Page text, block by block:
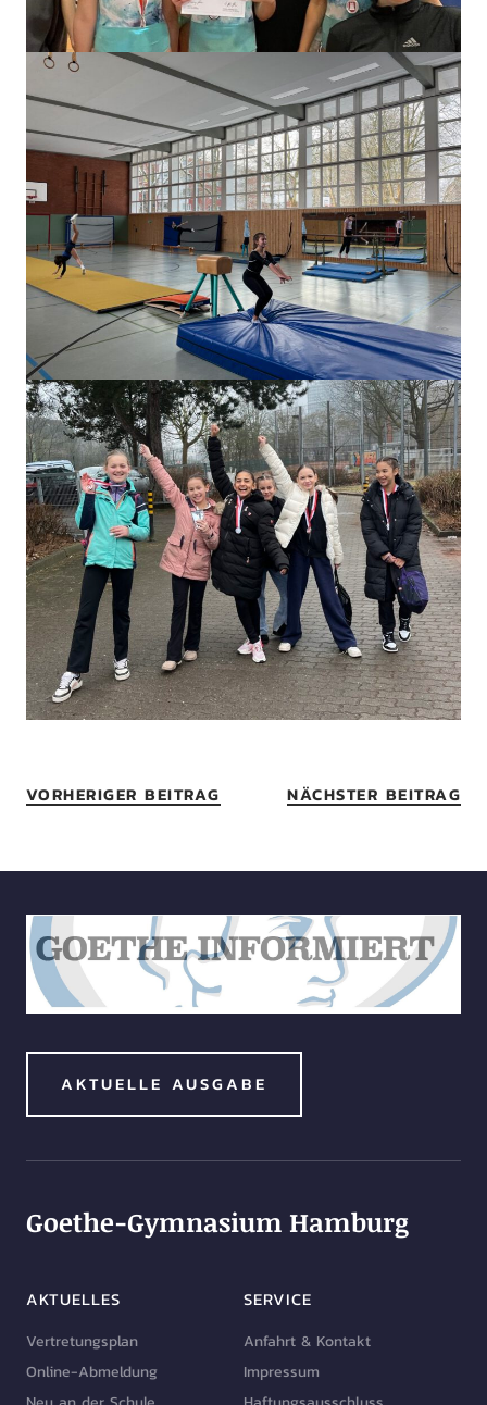
VORHERIGER BEITRAG NÄCHSTER BEITRAG
AKTUELLE AUSGABE
Goethe-Gymnasium Hamburg
AKTUELLES
Vertretungsplan
Online-Abmeldung
SERVICE
Anfahrt & Kontakt
Impressum